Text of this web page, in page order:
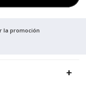
la promoción
+